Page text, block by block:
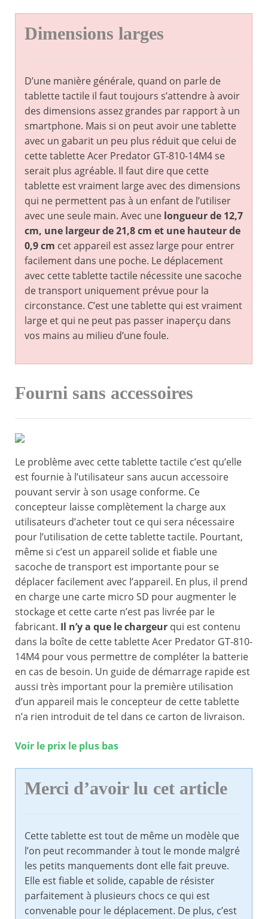
Dimensions larges
D’une manière générale, quand on parle de
tablette tactile il faut toujours s’attendre à avoir
des dimensions assez grandes par rapport à un
smartphone. Mais si on peut avoir une tablette
avec un gabarit un peu plus réduit que celui de
cette tablette Acer Predator GT-810-14M4 se
serait plus agréable. Il faut dire que cette
tablette est vraiment large avec des dimensions
qui ne permettent pas à un enfant de l’utiliser
avec une seule main. Avec une longueur de 12,7
cm, une largeur de 21,8 cm et une hauteur de
0,9 cm cet appareil est assez large pour entrer
facilement dans une poche. Le déplacement
avec cette tablette tactile nécessite une sacoche
de transport uniquement prévue pour la
circonstance. C’est une tablette qui est vraiment
large et qui ne peut pas passer inaperçu dans
vos mains au milieu d’une foule.
Fourni sans accessoires
Le problème avec cette tablette tactile c’est qu’elle
est fournie à l’utilisateur sans aucun accessoire
pouvant servir à son usage conforme. Ce
concepteur laisse complètement la charge aux
utilisateurs d’acheter tout ce qui sera nécessaire
pour l’utilisation de cette tablette tactile. Pourtant,
même si c’est un appareil solide et fiable une
sacoche de transport est importante pour se
déplacer facilement avec l’appareil. En plus, il prend
en charge une carte micro SD pour augmenter le
stockage et cette carte n’est pas livrée par le
fabricant. Il n’y a que le chargeur qui est contenu
dans la boîte de cette tablette Acer Predator GT-810-
14M4 pour vous permettre de compléter la batterie
en cas de besoin. Un guide de démarrage rapide est
aussi très important pour la première utilisation
d’un appareil mais le concepteur de cette tablette
n’a rien introduit de tel dans ce carton de livraison.
Voir le prix le plus bas
Merci d’avoir lu cet article
Cette tablette est tout de même un modèle que
l’on peut recommander à tout le monde malgré
les petits manquements dont elle fait preuve.
Elle est fiable et solide, capable de résister
parfaitement à plusieurs chocs ce qui est
convenable pour le déplacement. De plus, c’est